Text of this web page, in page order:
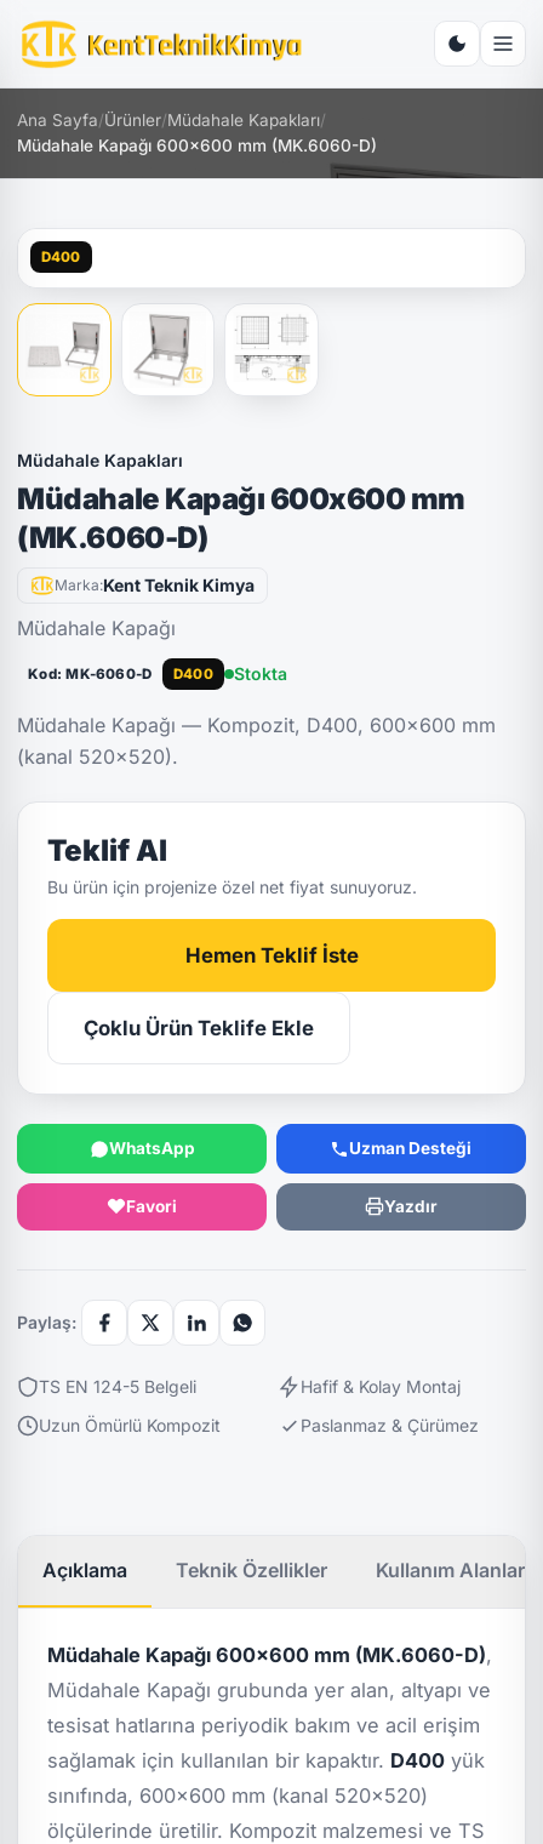
Ana Sayfa/Ürünler/Müdahale Kapakları/
Müdahale Kapağı 600x600 mm (MK.6060-D)
D400
Müdahale Kapakları
Müdahale Kapağı 600x600 mm
(MK.6060-D)
Marka:Kent Teknik Kimya
Müdahale Kapağı
Kod: MK-6060-D D400 Stokta
Müdahale Kapağı — Kompozit, D400, 600x600 mm
(kanal 520x520).
Teklif Al
Bu ürün için projenize özel net fiyat sunuyoruz.
Hemen Teklif İste
Çoklu Ürün Teklife Ekle
WhatsApp Uzman Desteği
Favori Yazdır
Paylaş:
TS EN 124-5 Belgeli
Hafif & Kolay Montaj
Uzun Ömürlü Kompozit
Paslanmaz & Çürümez
Açıklama Teknik Özellikler Kullanım Alanları
Müdahale Kapağı 600x600 mm (MK.6060-D),
Müdahale Kapağı grubunda yer alan, altyapı ve
tesisat hatlarına periyodik bakım ve acil erişim
sağlamak için kullanılan bir kapaktır. D400 yük
sınıfında, 600x600 mm (kanal 520x520)
ölçülerinde üretilir. Kompozit malzemesi ve TS